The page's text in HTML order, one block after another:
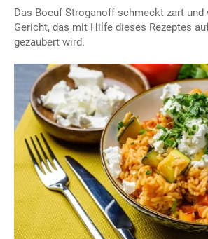
Das Boeuf Stroganoff schmeckt zart und
Gericht, das mit Hilfe dieses Rezeptes
gezaubert wird.